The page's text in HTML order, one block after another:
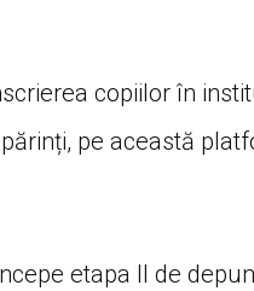
copiilor în
pe această
etapa II de